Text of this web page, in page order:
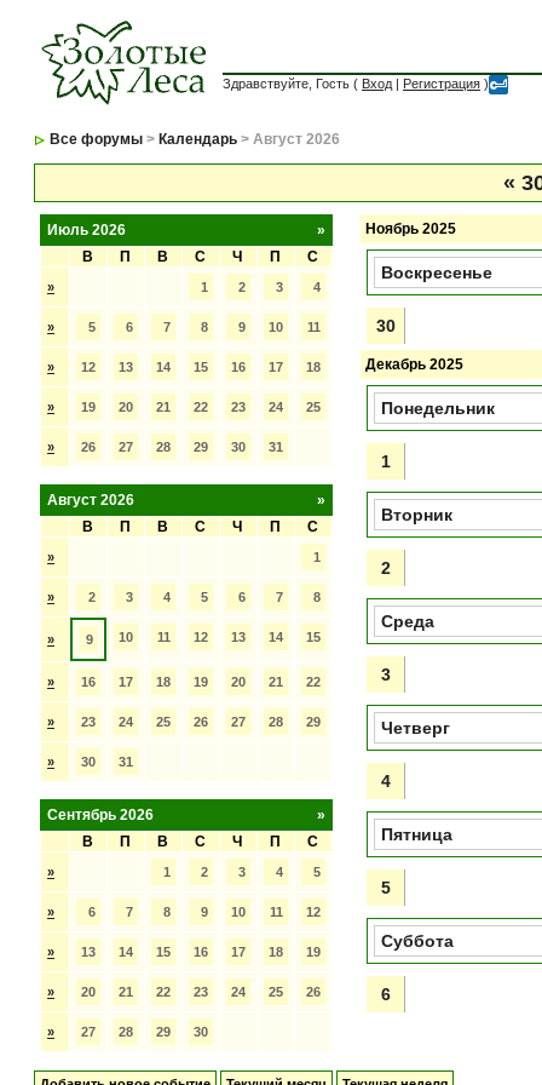
Здравствуйте, Гость ( Вход | Регистрация )
Все форумы > Календарь > Август 2026
«
»
Июль 2026
В
П В С Ч П С
» 1 2 3 4
» 5 6 7 8 9 10 11
» 12 13 14 15 16 17 18
» 19 20 21 22 23 24 25
» 26 27 28 29 30 31
»
Август 2026
В
П В С Ч П С
» 1
» 2 3 4 5 6 7 8
» 9 10 11 12 13 14 15
» 16 17 18 19 20 21 22
» 23 24 25 26 27 28 29
» 30 31
»
Сентябрь 2026
В
П В С Ч П С
» 1 2 3 4 5
» 6 7 8 9 10 11 12
» 13 14 15 16 17 18 19
» 20 21 22 23 24 25 26
» 27 28 29 30
Ноябрь 2025
Воскресенье
30
Декабрь 2025
Понедельник
1
Вторник
2
Среда
3
Четверг
4
Пятница
5
Суббота
6